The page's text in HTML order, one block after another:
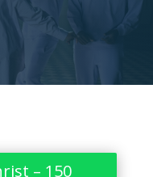
– 150